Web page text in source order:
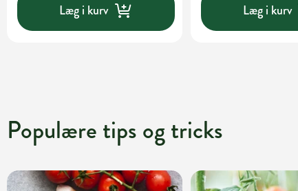
Læg i kurv Læg i kurv
Populære tips og tricks